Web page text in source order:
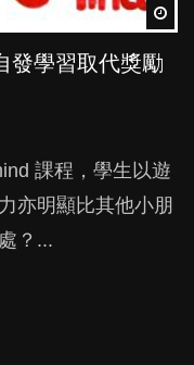
發學習取代獎勵
課程，學生以遊
亦明顯比其他小朋
？...
研究指BB 15個
雖然政府並無官方
少有六、七百家早
愈好？...
有自殺，或傷害小
抑鬱往往難以察
？｜別忽視父母
，如何做到正向
棄自己的嗜好、減
來美好的親子關
身心虛耗對孩子的
在職媽媽的壓
：究竟全職好，還
的獨特狀況和考慮
育的子女其實都各